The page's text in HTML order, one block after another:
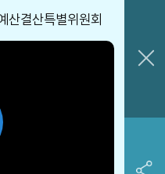
산결산특별위원회